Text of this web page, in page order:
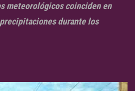
meteorológicos coinciden en
durante los